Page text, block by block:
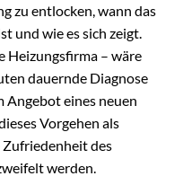
zu entlocken, wann das
und wie es sich zeigt.
Heizungsfirma – wäre
dauernde Diagnose
Angebot eines neuen
Vorgehen als
des
werden.